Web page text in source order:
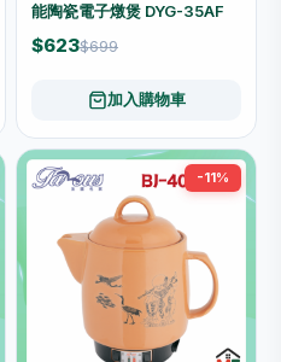
能陶瓷電子燉煲 DYG-35AF
$623$699
加入購物車
-11%